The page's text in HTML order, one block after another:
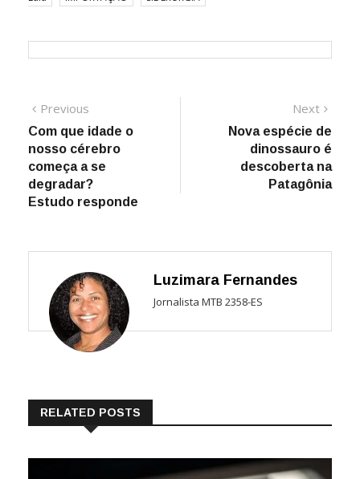
Navegação
de
Post
Previous
post:
Com que idade o
nosso cérebro
começa a se
degradar?
Estudo responde
Next
Nova espécie de
dinossauro é
descoberta na
Patagônia
Luzimara Fernandes
Jornalista MTB 2358-ES
RELATED POSTS